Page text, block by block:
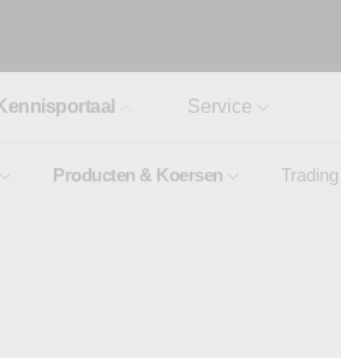
Producten & Koersen Trading
Service